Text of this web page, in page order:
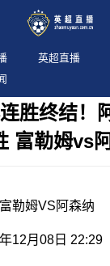
英超直播
胜终结！
富勒姆vs
勒姆VS阿森纳
12月08日 22:29